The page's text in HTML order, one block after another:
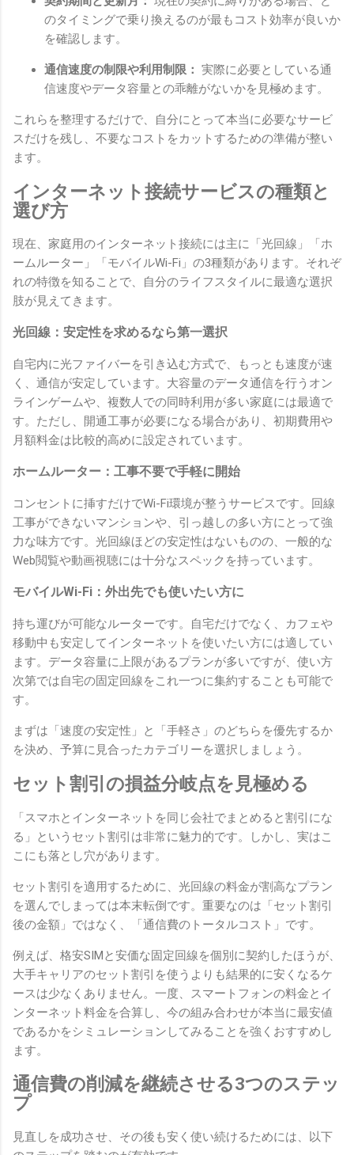
のタイミングで乗り換えるのが最もコスト効率が良いか
を確認します。
通信速度の制限や利用制限： 実際に必要としている通
信速度やデータ容量との乖離がないかを見極めます。
これらを整理するだけで、自分にとって本当に必要なサービ
スだけを残し、不要なコストをカットするための準備が整い
ます。
インターネット接続サービスの種類と
選び方
現在、家庭用のインターネット接続には主に「光回線」「ホ
ームルーター」「モバイルWi-Fi」の3種類があります。それぞ
れの特徴を知ることで、自分のライフスタイルに最適な選択
肢が見えてきます。
光回線：安定性を求めるなら第一選択
自宅内に光ファイバーを引き込む方式で、もっとも速度が速
く、通信が安定しています。大容量のデータ通信を行うオン
ラインゲームや、複数人での同時利用が多い家庭には最適で
す。ただし、開通工事が必要になる場合があり、初期費用や
月額料金は比較的高めに設定されています。
ホームルーター：工事不要で手軽に開始
コンセントに挿すだけでWi-Fi環境が整うサービスです。回線
工事ができないマンションや、引っ越しの多い方にとって強
力な味方です。光回線ほどの安定性はないものの、一般的な
Web閲覧や動画視聴には十分なスペックを持っています。
モバイルWi-Fi：外出先でも使いたい方に
持ち運びが可能なルーターです。自宅だけでなく、カフェや
移動中も安定してインターネットを使いたい方には適してい
ます。データ容量に上限があるプランが多いですが、使い方
次第では自宅の固定回線をこれ一つに集約することも可能で
す。
まずは「速度の安定性」と「手軽さ」のどちらを優先するか
を決め、予算に見合ったカテゴリーを選択しましょう。
セット割引の損益分岐点を見極める
「スマホとインターネットを同じ会社でまとめると割引にな
る」というセット割引は非常に魅力的です。しかし、実はこ
こにも落とし穴があります。
セット割引を適用するために、光回線の料金が割高なプラン
を選んでしまっては本末転倒です。重要なのは「セット割引
後の金額」ではなく、「通信費のトータルコスト」です。
例えば、格安SIMと安価な固定回線を個別に契約したほうが、
大手キャリアのセット割引を使うよりも結果的に安くなるケ
ースは少なくありません。一度、スマートフォンの料金とイ
ンターネット料金を合算し、今の組み合わせが本当に最安値
であるかをシミュレーションしてみることを強くおすすめし
ます。
通信費の削減を継続させる3つのステッ
プ
見直しを成功させ、その後も安く使い続けるためには、以下